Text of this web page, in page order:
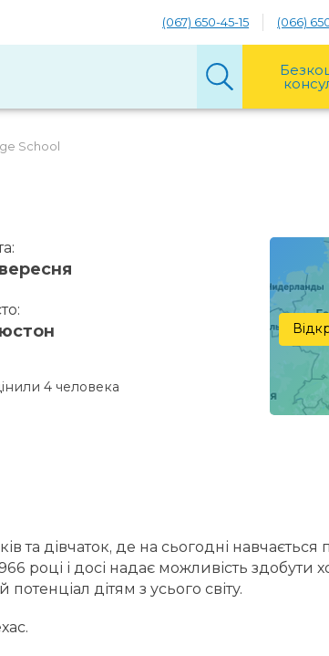
(067) 650-45-15 (066)
School
4 человекa
та дівчаток, де на сьогодні навчається
році і досі надає можливість здобути
потенціал дітям з усього світу.